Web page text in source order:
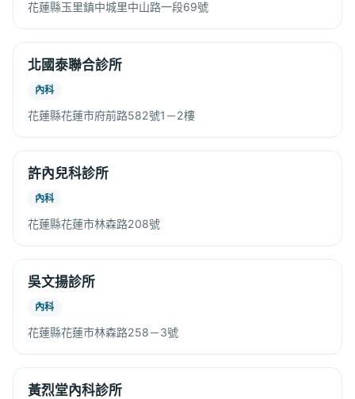
花蓮縣玉里鎮中城里中山路一段69號
北國泰聯合診所
內科
花蓮縣花蓮市府前路582號1－2樓
許內兒科診所
內科
花蓮縣花蓮市林森路208號
吳文揚診所
內科
花蓮縣花蓮市林森路258－3號
黃烈堂內科診所